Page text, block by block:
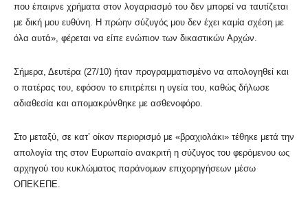
που έπαιρνε χρήματα στον λογαριασμό του δεν μπορεί να ταυτίζεται
με δική μου ευθύνη. Η πρώην σύζυγός μου δεν έχει καμία σχέση με
όλα αυτά», φέρεται να είπε ενώπιον των δικαστικών Αρχών.
Σήμερα, Δευτέρα (27/10) ήταν προγραμματισμένο να απολογηθεί και
ο πατέρας του, εφόσον το επιτρέπει η υγεία του, καθώς δήλωσε
αδιαθεσία και απομακρύνθηκε με ασθενοφόρο.
Στο μεταξύ, σε κατ’ οίκον περιορισμό με «βραχιολάκι» τέθηκε μετά την
απολογία της στον Ευρωπαίο ανακριτή η σύζυγος του φερόμενου ως
αρχηγού του κυκλώματος παράνομων επιχορηγήσεων μέσω
ΟΠΕΚΕΠΕ.